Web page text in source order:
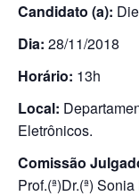
Candidato (a):
Dia: 28/11/2018
Horário: 13h
Local:
Eletrônicos.
Comissão
Prof.(ª)Dr.(ª)